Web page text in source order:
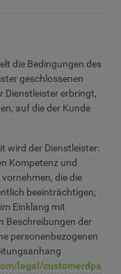
die Bedingungen des
geschlossenen
Dienstleister erbringt,
auf die der Kunde
wird der Dienstleister:
Kompetenz und
die die
beeinträchtigen;
Einklang mit
Beschreibungen der
personenbezogenen
legal/customerdpa